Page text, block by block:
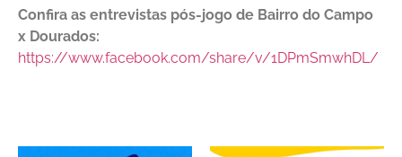
Confira as entrevistas pós-jogo de Bairro do Campo
x Dourados:
https://www.facebook.com/share/v/1DPmSmwhDL/